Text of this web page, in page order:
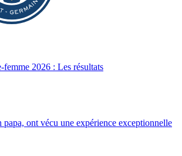
2026 : Les résultats
ont vécu une expérience exceptionnelle